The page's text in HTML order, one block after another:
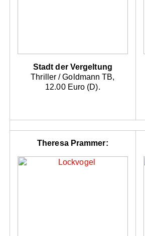
Stadt der Vergeltung
Thriller / Goldmann TB,
12.00 Euro (D).
Theresa Prammer: